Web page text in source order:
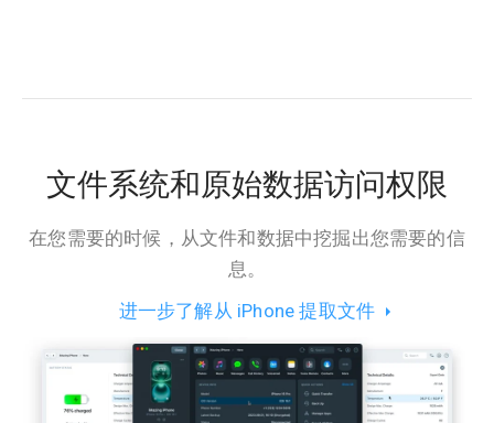
文件系统和原始数据访问权限
在您需要的时候，从文件和数据中挖掘出您需要的信
息。
进一步了解从 iPhone 提取文件